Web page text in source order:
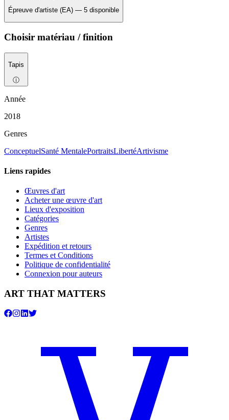
Épreuve d'artiste (EA) — 5 disponible
Choisir matériau / finition
Tapis
ⓘ
Année
2018
Genres
ConceptuelSanté MentalePortraitsLibertéArtivisme
Liens rapides
Œuvres d'art
Acheter une œuvre d'art
Lieux d'exposition
Catégories
Genres
Artistes
Expédition et retours
Termes et Conditions
Politique de confidentialité
Connexion pour auteurs
ART THAT MATTERS